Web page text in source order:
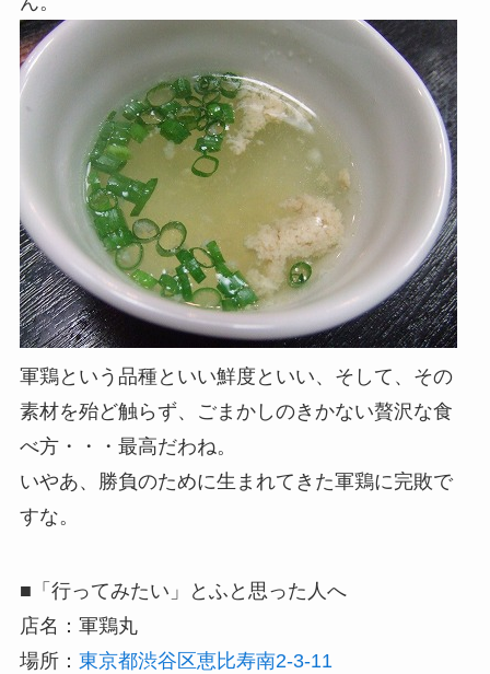
軍鶏という品種といい鮮度といい、そして、その
素材を殆ど触らず、ごまかしのきかない贅沢な食
べ方・・・最高だわね。
いやあ、勝負のために生まれてきた軍鶏に完敗で
すな。
■「行ってみたい」とふと思った人へ
店名：軍鶏丸
場所： 東京都渋谷区恵比寿南2-3-11